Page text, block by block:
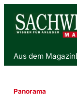
Aus dem Magazin
Panorama